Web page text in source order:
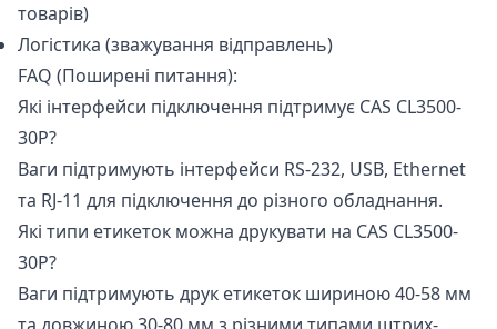
товарів)
Логістика (зважування відправлень)
FAQ (Поширені питання):
Які інтерфейси підключення підтримує CAS CL3500-
30P?
Ваги підтримують інтерфейси RS-232, USB, Ethernet
та RJ-11 для підключення до різного обладнання.
Які типи етикеток можна друкувати на CAS CL3500-
30P?
Ваги підтримують друк етикеток шириною 40-58 мм